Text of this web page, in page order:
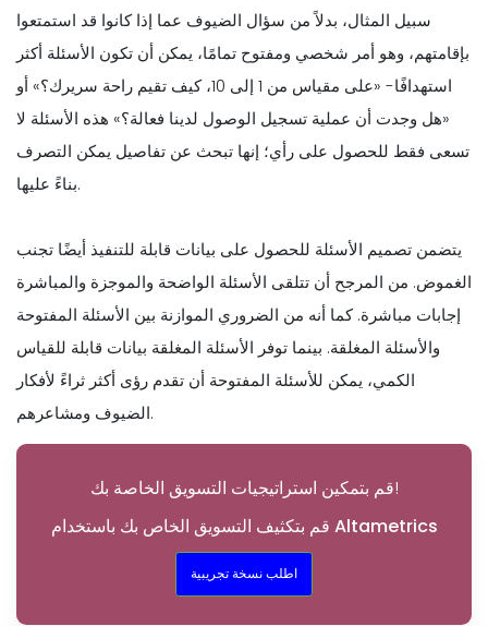
سبيل المثال، بدلاً من سؤال الضيوف عما إذا كانوا قد استمتعوا
بإقامتهم، وهو أمر شخصي ومفتوح تمامًا، يمكن أن تكون الأسئلة أكثر
استهدافًا- «على مقياس من 1 إلى 10، كيف تقيم راحة سريرك؟» أو
«هل وجدت أن عملية تسجيل الوصول لدينا فعالة؟» هذه الأسئلة لا
تسعى فقط للحصول على رأي؛ إنها تبحث عن تفاصيل يمكن التصرف
بناءً عليها.
يتضمن تصميم الأسئلة للحصول على بيانات قابلة للتنفيذ أيضًا تجنب
الغموض. من المرجح أن تتلقى الأسئلة الواضحة والموجزة والمباشرة
إجابات مباشرة. كما أنه من الضروري الموازنة بين الأسئلة المفتوحة
والأسئلة المغلقة. بينما توفر الأسئلة المغلقة بيانات قابلة للقياس
الكمي، يمكن للأسئلة المفتوحة أن تقدم رؤى أكثر ثراءً لأفكار
الضيوف ومشاعرهم.
قم بتمكين استراتيجيات التسويق الخاصة بك!
قم بتكثيف التسويق الخاص بك باستخدام Altametrics
اطلب نسخة تجريبية